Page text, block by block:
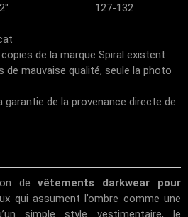
127-132
de la marque Spiral existent
de mauvaise qualité, seule la photo
garantie de la provenance directe de
devêtements darkwear pour
qui assument l’ombre comme une
simple style vestimentaire, le